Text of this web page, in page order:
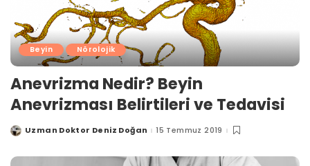
Beyin Nörolojik
Anevrizma Nedir? Beyin
Anevrizması Belirtileri ve Tedavisi
PostedUzman Doktor Deniz Doğan 15 Temmuz 2019